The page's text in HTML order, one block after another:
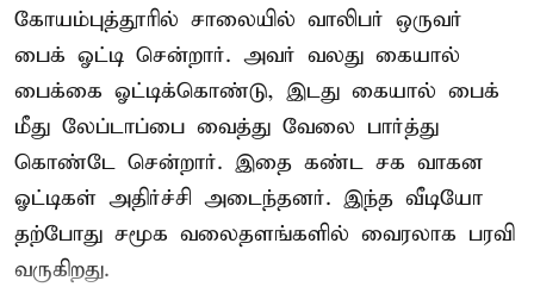
கோயம்புத்தூரில் சாலையில் வாலிபர் ஒருவர்
பைக் ஓட்டி சென்றார். அவர் வலது கையால்
பைக்கை ஓட்டிக்கொண்டு, இடது கையால் பைக்
மீது லேப்டாப்பை வைத்து வேலை பார்த்து
கொண்டே சென்றார். இதை கண்ட சக வாகன
ஓட்டிகள் அதிர்ச்சி அடைந்தனர். இந்த வீடியோ
தற்போது சமூக வலைதளங்களில் வைரலாக பரவி
வருகிறது.